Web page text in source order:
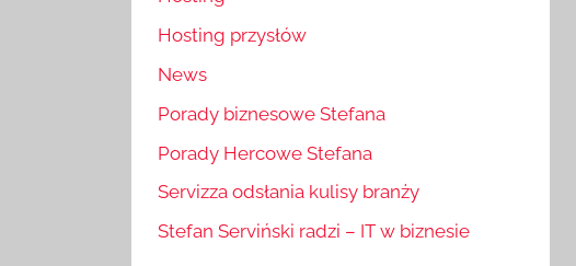
Hosting przysłów
News
Porady biznesowe Stefana
Porady Hercowe Stefana
Servizza odsłania kulisy branży
Stefan Serviński radzi – IT w biznesie